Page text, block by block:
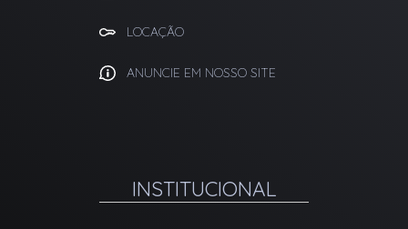
LOCAÇÃO
ANUNCIE EM NOSSO SITE
INSTITUCIONAL